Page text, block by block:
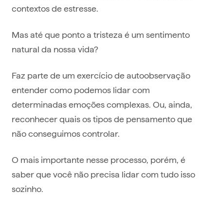
contextos de estresse.
Mas até que ponto a tristeza é um sentimento
natural da nossa vida?
Faz parte de um exercício de autoobservação
entender como podemos lidar com
determinadas emoções complexas. Ou, ainda,
reconhecer quais os tipos de pensamento que
não conseguimos controlar.
O mais importante nesse processo, porém, é
saber que você não precisa lidar com tudo isso
sozinho.